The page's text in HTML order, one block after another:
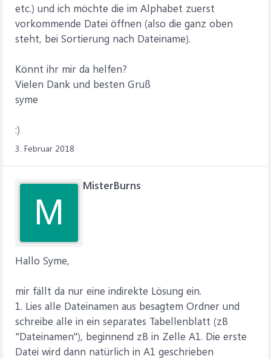
etc.) und ich möchte die im Alphabet zuerst
vorkommende Datei öffnen (also die ganz oben
steht, bei Sortierung nach Dateiname).
Könnt ihr mir da helfen?
Vielen Dank und besten Gruß
syme
:)
3. Februar 2018
M
MisterBurns
Hallo Syme,
mir fällt da nur eine indirekte Lösung ein.
1. Lies alle Dateinamen aus besagtem Ordner und
schreibe alle in ein separates Tabellenblatt (zB
"Dateinamen"), beginnend zB in Zelle A1. Die erste
Datei wird dann natürlich in A1 geschrieben